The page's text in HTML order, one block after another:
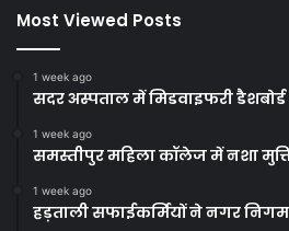
Most Viewed Posts
1 week ago
सदर अस्पताल में मिडवाइफरी डैशबोर्ड
1 week ago
समस्तीपुर महिला कॉलेज में नशा
1 week ago
हड़ताली सफाईकर्मियों ने नगर निगम